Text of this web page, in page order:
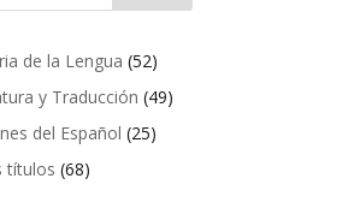
de la Lengua 5252
productos
y Traducción 4949
del Español 2525
títulos 6868